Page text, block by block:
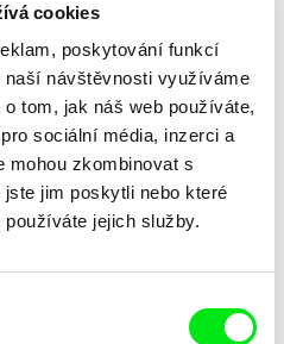
cookies
poskytování funkcí
návštěvnosti využíváme
tom, jak náš web používáte,
sociální média, inzerci a
mohou zkombinovat s
jim poskytli nebo které
jejich služby.
Laila Pakalniņa